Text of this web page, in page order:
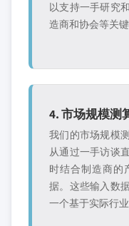
以支持一手研究
造商和协会等关
4. 市场规模测
我们的市场规模
从通过一手访谈
时结合制造商的
据。这些输入数
一个基于实际行